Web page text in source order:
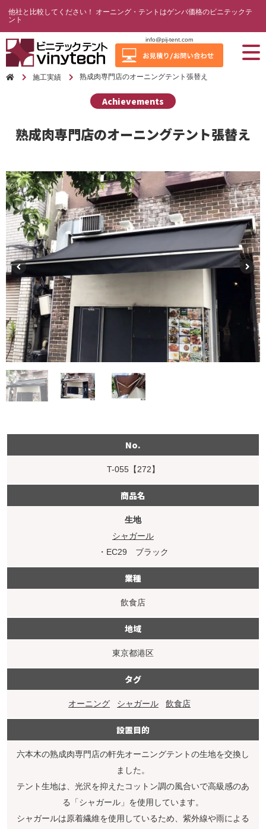
他社と比較してください！ オーニング・テントはゲンバ価格のビニテックテ
ント
info@pij-tent.com
施工実績 熟成肉専門店のオーニングテント張替え
Achievements
熟成肉専門店のオーニングテント張替え
No.
T-055【272】
商品名
生地
シャガール
・EC29 ブラック
業種
飲食店
地域
東京都港区
タグ
オーニング シャガール 飲食店
設置目的
六本木の熟成肉専門店の軒先オーニングテントの生地を交換し
ました。
テント生地は、光沢を抑えたコットン調の風合いで高級感のあ
る「シャガール」を使用しています。
シャガールは原着繊維を使用しているため、紫外線や雨による